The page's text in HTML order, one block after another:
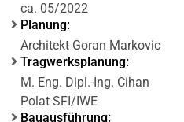
ca. 05/2022
Planung:
Architekt Goran Markovic
Tragwerksplanung:
M. Eng. Dipl.-Ing. Cihan
Polat SFI/IWE
Bauausführung: